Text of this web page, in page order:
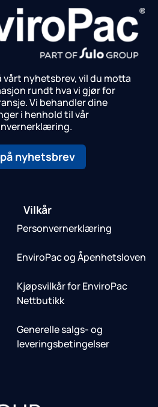
vårt nyhetsbrev, vil du motta
rundt hva vi gjør for
Vi behandler dine
i henhold til vår
nyhetsbrev
Vilkår
Personvernerklæring
EnviroPac og Åpenhetsloven
Kjøpsvilkår for EnviroPac
Nettbutikk
Generelle salgs- og
leveringsbetingelser